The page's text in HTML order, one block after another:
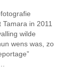
in 2011
wilde
wens was, zo